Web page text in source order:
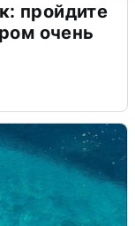
пройдите
очень